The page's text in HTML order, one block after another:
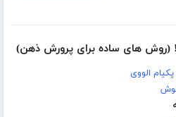
(روش های ساده برای پرورش ذهن)
الووی